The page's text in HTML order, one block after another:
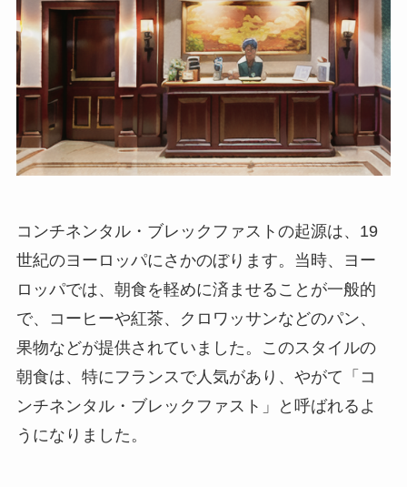
コンチネンタル・ブレックファストの起源は、19
世紀のヨーロッパにさかのぼります。当時、ヨー
ロッパでは、朝食を軽めに済ませることが一般的
で、コーヒーや紅茶、クロワッサンなどのパン、
果物などが提供されていました。このスタイルの
朝食は、特にフランスで人気があり、やがて「コ
ンチネンタル・ブレックファスト」と呼ばれるよ
うになりました。